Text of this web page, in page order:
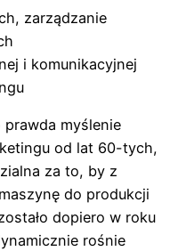
zarządzanie
i komunikacyjnej
prawda myślenie
od lat 60-tych,
za to, by z
do produkcji
dopiero w roku
rośnie